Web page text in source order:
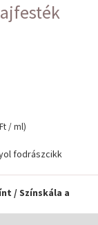
/ ml)
fodrászcikk
/ Színskála a